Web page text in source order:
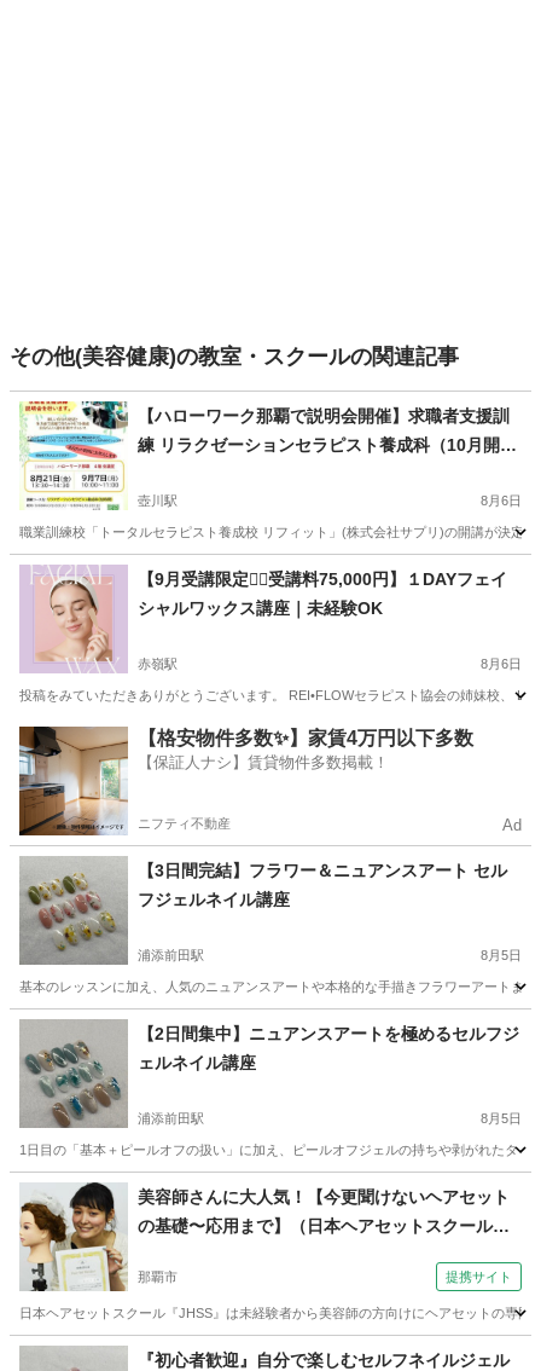
その他(美容健康)の教室・スクールの関連記事
【ハローワーク那覇で説明会開催】求職者支援訓
練 リラクゼーションセラピスト養成科（10月開
壺川駅 8月6日
職業訓練校「トータルセラピスト養成校 リフィット」(株式会社サプリ)の開講が決定
沖縄 那覇市 壺川駅 マッサージ 求職者支援訓練
【9月受講限定❤️‍🔥受講料75,000円】１DAYフェイ
シャルワックス講座｜未経験OK
赤嶺駅 8月6日
投稿をみていただきありがとうございます。 REI•FLOWセラピスト協会の姉妹校、
沖縄 那覇市 赤嶺駅 美容健康 フェイシャル
【格安物件多数✨】家賃4万円以下多数
【保証人ナシ】賃貸物件多数掲載！
ニフティ不動産 Ad
【3日間完結】フラワー＆ニュアンスアート セル
フジェルネイル講座
浦添前田駅 8月5日
基本のレッスンに加え、人気のニュアンスアートや本格的な手描きフラワーアートま
沖縄 宜野湾市 浦添前田駅
【2日間集中】ニュアンスアートを極めるセルフジ
ェルネイル講座
浦添前田駅 8月5日
1日目の「基本＋ピールオフの扱い」に加え、ピールオフジェルの持ちや剥がれたタ
沖縄 宜野湾市 浦添前田駅 美容健康 アート
美容師さんに大人気！【今更聞けないヘアセット
の基礎〜応用まで】（日本ヘアセットスクール
事しながら学べる♪）
那覇市 提携サイト
日本ヘアセットスクール『JHSS』は未経験者から美容師の方向けにヘアセットの専
沖縄 那覇市 ヘアメイク
『初心者歓迎』自分で楽しむセルフネイルジェル